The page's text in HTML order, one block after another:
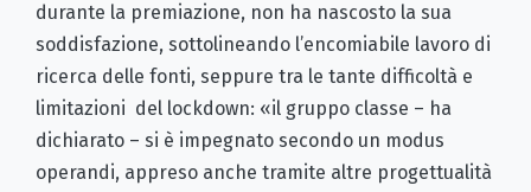
durante la premiazione, non ha nascosto la sua
soddisfazione, sottolineando l’encomiabile lavoro di
ricerca delle fonti, seppure tra le tante difficoltà e
limitazioni del lockdown: «il gruppo classe – ha
dichiarato – si è impegnato secondo un modus
operandi, appreso anche tramite altre progettualità